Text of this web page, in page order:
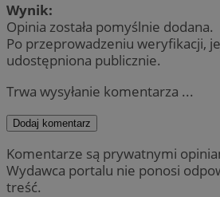
Wynik:
Opinia została pomyślnie dodana.
Po przeprowadzeniu weryfikacji,
udostępniona publicznie.
Trwa wysyłanie komentarza ...
Dodaj komentarz
Komentarze są prywatnymi
Wydawca portalu nie ponosi
treść.